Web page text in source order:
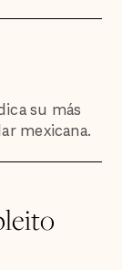
su más
mexicana.